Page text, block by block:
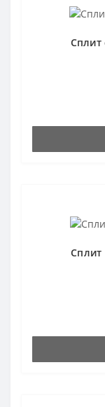
Сплит
Сплит